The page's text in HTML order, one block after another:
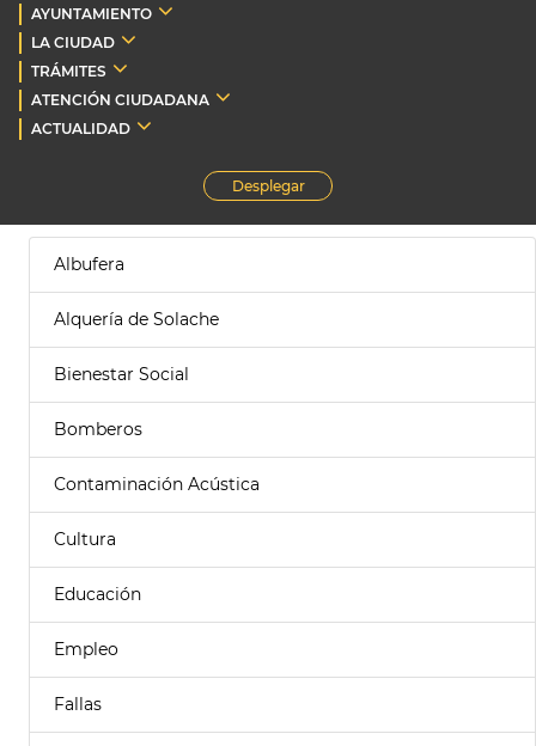
AYUNTAMIENTO
LA CIUDAD
TRÁMITES
ATENCIÓN CIUDADANA
ACTUALIDAD
Desplegar
Albufera
Alquería de Solache
Bienestar Social
Bomberos
Contaminación Acústica
Cultura
Educación
Empleo
Fallas